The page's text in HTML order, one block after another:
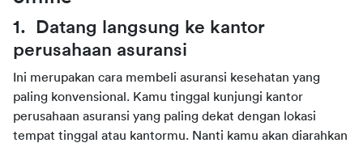
1.  Datang langsung ke kantor
perusahaan asuransi
Ini merupakan cara membeli asuransi kesehatan yang
paling konvensional. Kamu tinggal kunjungi kantor
perusahaan asuransi yang paling dekat dengan lokasi
tempat tinggal atau kantormu. Nanti kamu akan diarahkan